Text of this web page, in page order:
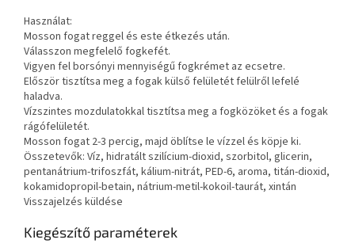
Használat:
Mosson fogat reggel és este étkezés után.
Válasszon megfelelő fogkefét.
Vigyen fel borsónyi mennyiségű fogkrémet az ecsetre.
Először tisztítsa meg a fogak külső felületét felülről lefelé
haladva.
Vízszintes mozdulatokkal tisztítsa meg a fogközöket és a fogak
rágófelületét.
Mosson fogat 2-3 percig, majd öblítse le vízzel és köpje ki.
Összetevők: Víz, hidratált szilícium-dioxid, szorbitol, glicerin,
pentanátrium-trifoszfát, kálium-nitrát, PED-6, aroma, titán-dioxid,
kokamidopropil-betain, nátrium-metil-kokoil-taurát, xintán
Visszajelzés küldése
Kiegészítő paraméterek